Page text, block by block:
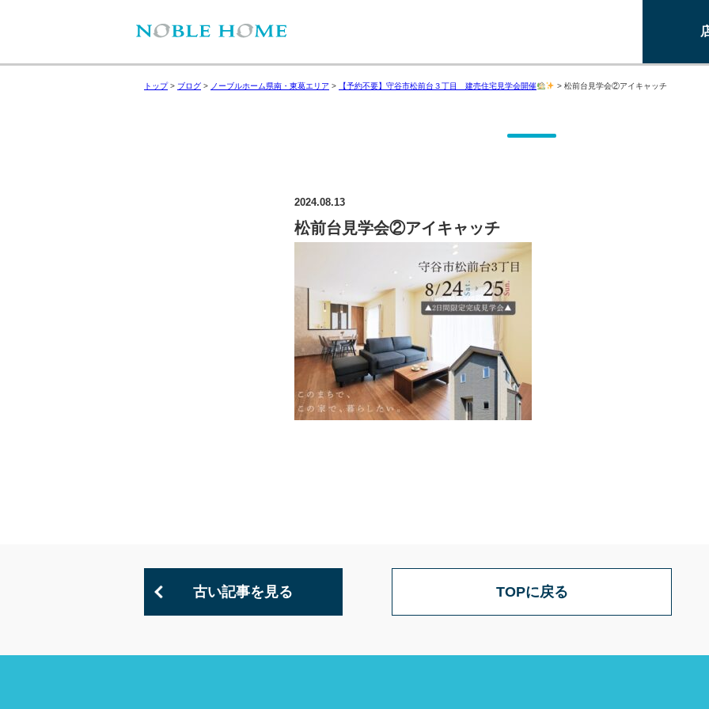
トップ> ブログ > ノーブルホーム県南・東葛エリア > 【予約不要】守谷市松前台３丁目 建売住宅見学会開催 > 松前台見学会②アイキャッチ
2024.08.13
松前台見学会②アイキャッチ
古い記事を見る TOPに戻る